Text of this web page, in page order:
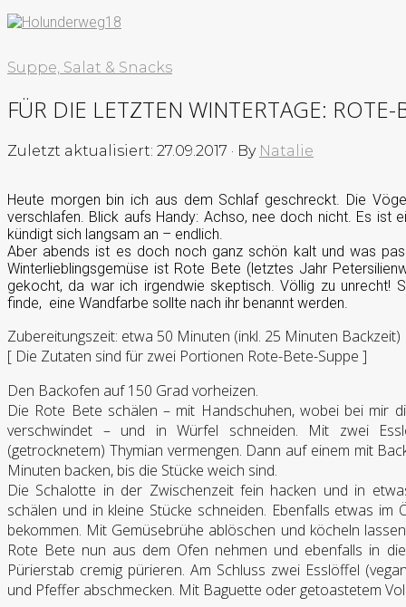
Suppe, Salat & Snacks
FÜR DIE LETZTEN WINTERTAGE: ROTE-
Zuletzt aktualisiert: 27.09.2017 · By Natalie
Heute morgen bin ich aus dem Schlaf geschreckt. Die
verschlafen. Blick aufs Handy: Achso, nee doch nicht. Es ist
kündigt sich langsam an – endlich.
Aber abends ist es doch noch ganz schön kalt und was
Winterlieblingsgemüse ist Rote Bete (letztes Jahr
gekocht, da war ich irgendwie skeptisch. Völlig zu unrecht!
finde, eine Wandfarbe sollte nach ihr benannt werden.
Zubereitungszeit: etwa 50 Minuten (inkl. 25 Minuten Backzeit)
[ Die Zutaten sind für zwei Portionen Rote-Bete-Suppe ]
Den Backofen auf 150 Grad vorheizen.
Die Rote Bete schälen – mit Handschuhen, wobei bei mir
verschwindet – und in Würfel schneiden. Mit zwei
(getrocknetem) Thymian vermengen. Dann auf einem mit
Minuten backen, bis die Stücke weich sind.
Die Schalotte in der Zwischenzeit fein hacken und in
schälen und in kleine Stücke schneiden. Ebenfalls etwas
bekommen. Mit Gemüsebrühe ablöschen und köcheln
Rote Bete nun aus dem Ofen nehmen und ebenfalls in
Pürierstab cremig pürieren. Am Schluss zwei Esslöffel
und Pfeffer abschmecken. Mit Baguette oder getoastetem